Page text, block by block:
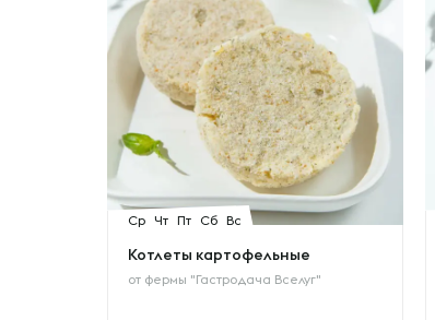
Ср Чт Пт Сб Вс
Котлеты картофельные
от фермы "Гастродача Вселуг"